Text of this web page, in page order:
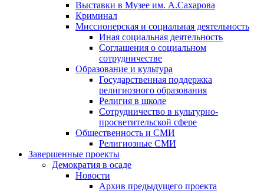
Выставки в Музее им. А.Сахарова
Криминал
Миссионерская и социальная деятельность
Иная социальная деятельность
Соглашения о социальном
сотрудничестве
Образование и культура
Государственная поддержка
религиозного образования
Религия в школе
Сотрудничество в культурно-
просветительской сфере
Общественность и СМИ
Религиозные СМИ
Завершенные проекты
Демократия в осаде
Новости
Архив предыдущего проекта